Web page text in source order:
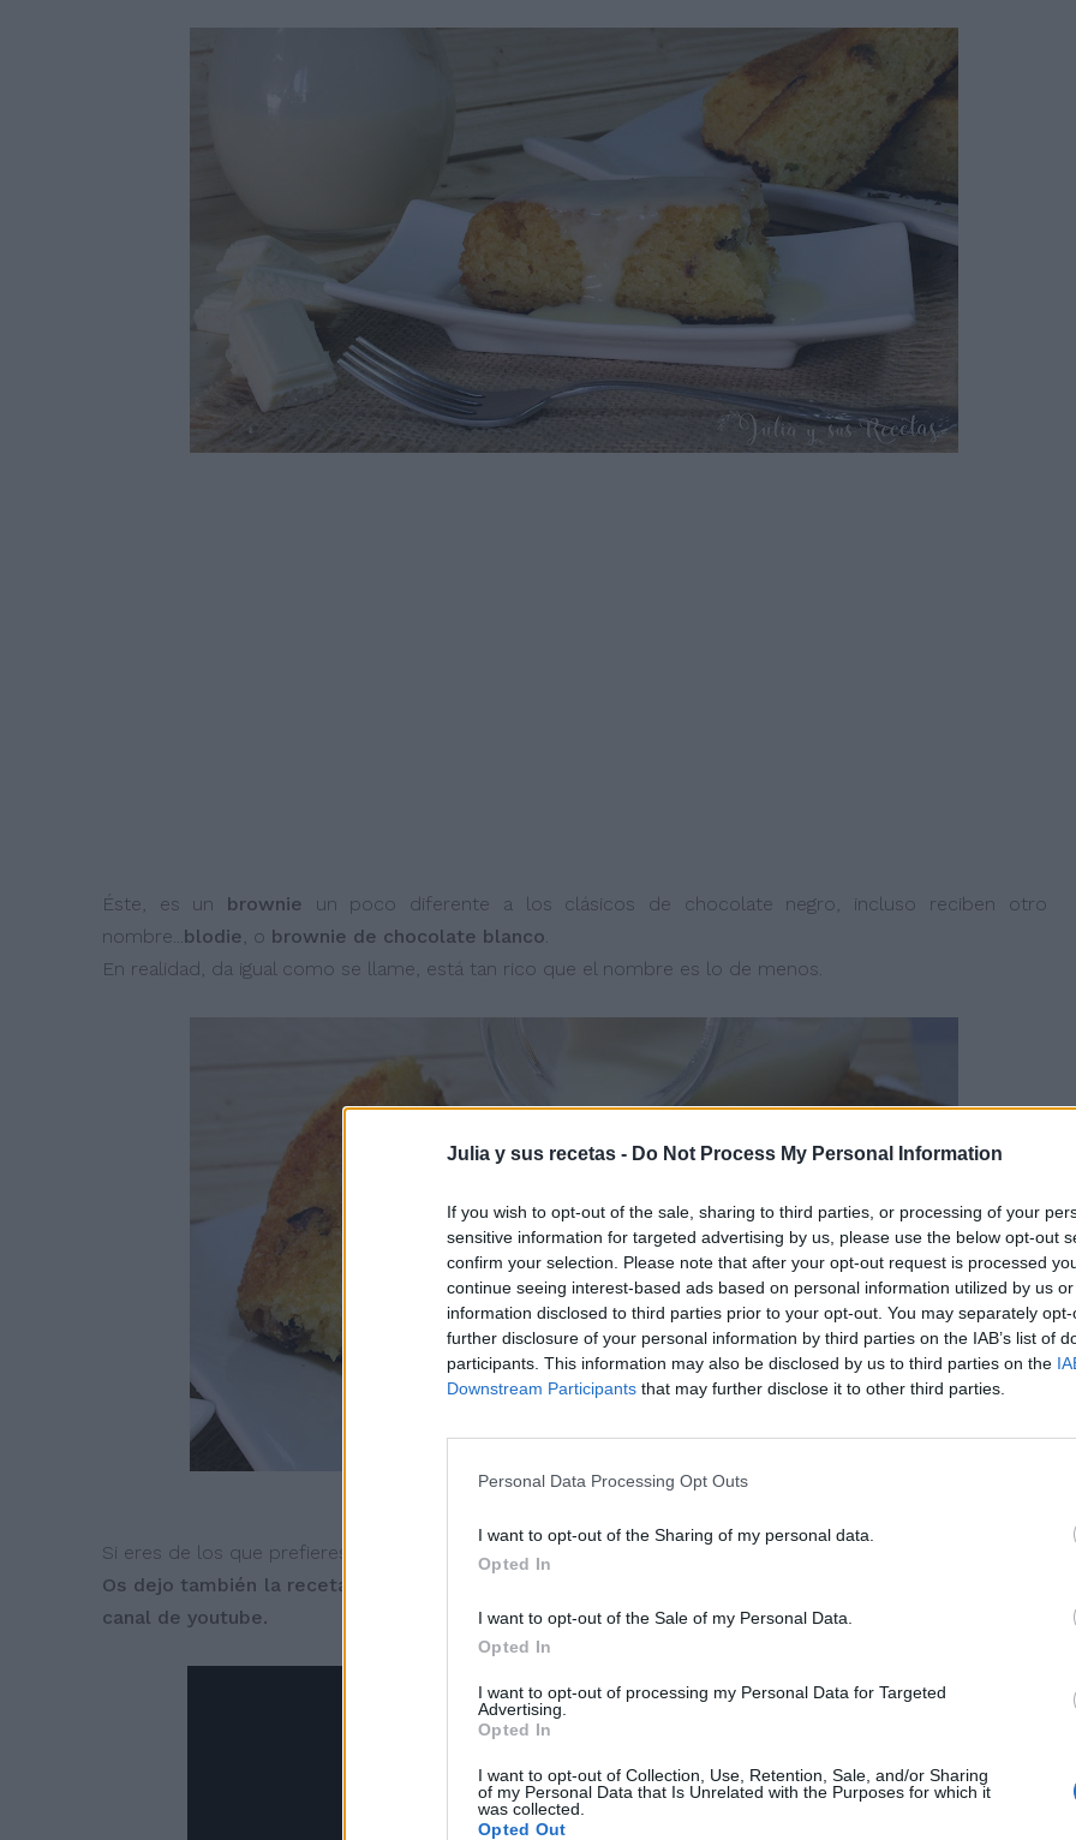
Julia y sus recetas - Do Not Process My Personal Information
If you wish to opt-out of the sale, sharing to third parties, or processing of your
sensitive information for targeted advertising by us, please use the below opt-out
confirm your selection. Please note that after your opt-out request is processed
continue seeing interest-based ads based on personal information utilized by us
information disclosed to third parties prior to your opt-out. You may separately
further disclosure of your personal information by third parties on the IAB’s list of
participants. This information may also be disclosed by us to third parties on the
Downstream Participants that may further disclose it to other third parties.
Personal Data Processing Opt Outs
I want to opt-out of the Sharing of my personal data.
Opted In
I want to opt-out of the Sale of my Personal Data.
Opted In
I want to opt-out of processing my Personal Data for Targeted
Advertising.
Opted In
I want to opt-out of Collection, Use, Retention, Sale, and/or Sharing
of my Personal Data that Is Unrelated with the Purposes for which it
was collected.
Opted Out
Éste, es un brownie un poco diferente a los clásicos de chocolate negro, incluso reciben otro
nombre...blodie, o brownie de chocolate blanco.
En realidad, da igual como se llame, está tan rico que el nombre es lo de menos.
Si eres de los que prefieres el chocolate blanco al negro, éste es tu brownie.
Os dejo también la receta en vídeo para que la veáis mejor y si os gusta os invito a suscribiros a mi
canal de youtube.